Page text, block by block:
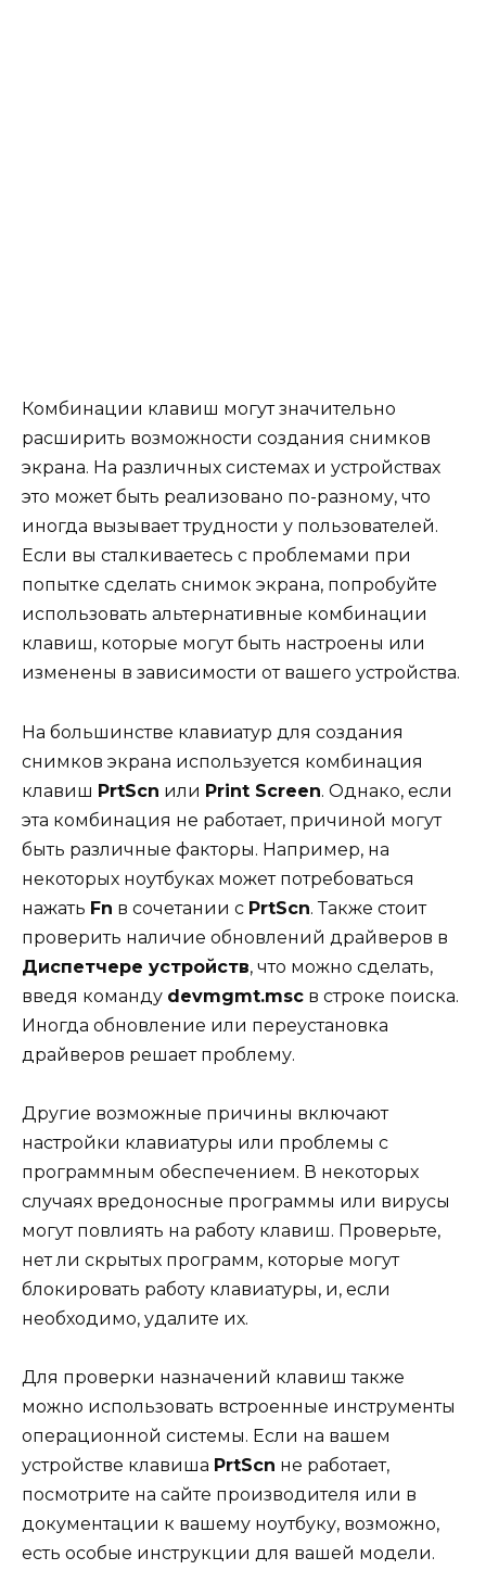
Комбинации клавиш могут значительно
расширить возможности создания снимков
экрана. На различных системах и устройствах
это может быть реализовано по-разному, что
иногда вызывает трудности у пользователей.
Если вы сталкиваетесь с проблемами при
попытке сделать снимок экрана, попробуйте
использовать альтернативные комбинации
клавиш, которые могут быть настроены или
изменены в зависимости от вашего устройства.
На большинстве клавиатур для создания
снимков экрана используется комбинация
клавиш PrtScn или Print Screen. Однако, если
эта комбинация не работает, причиной могут
быть различные факторы. Например, на
некоторых ноутбуках может потребоваться
нажать Fn в сочетании с PrtScn. Также стоит
проверить наличие обновлений драйверов в
Диспетчере устройств, что можно сделать,
введя команду devmgmt.msc в строке поиска.
Иногда обновление или переустановка
драйверов решает проблему.
Другие возможные причины включают
настройки клавиатуры или проблемы с
программным обеспечением. В некоторых
случаях вредоносные программы или вирусы
могут повлиять на работу клавиш. Проверьте,
нет ли скрытых программ, которые могут
блокировать работу клавиатуры, и, если
необходимо, удалите их.
Для проверки назначений клавиш также
можно использовать встроенные инструменты
операционной системы. Если на вашем
устройстве клавиша PrtScn не работает,
посмотрите на сайте производителя или в
документации к вашему ноутбуку, возможно,
есть особые инструкции для вашей модели.